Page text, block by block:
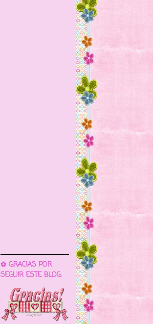
✿ GRACIAS POR
SEGUIR ESTE BLOG